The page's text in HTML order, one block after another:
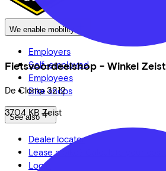
Fietsvoordeelshop - Winkel Zeist
De Clomp 3212
3704 KB Zeist
We enable mobility
Employers
Self-employed
Employees
Bike shops
See also
Dealer locator
Lease a bike? Calculate your costs
Login